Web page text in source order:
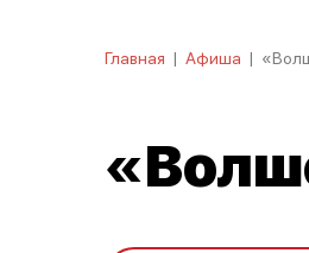
Главная | Афиша |